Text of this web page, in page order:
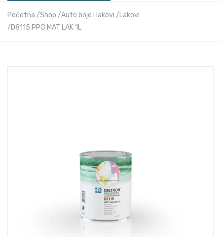
Početna Shop Auto boje i lakovi
Lakovi
D8115 PPG MAT LAK 1L